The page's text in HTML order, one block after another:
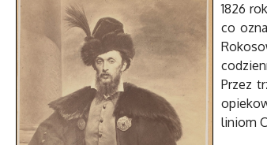
1826
co
Przez
liniom